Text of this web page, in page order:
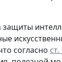
согласно